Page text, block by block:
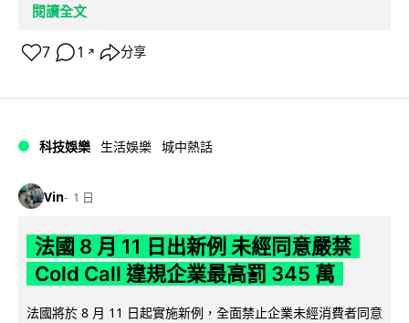
閱讀全文
7 1 ↗ 分享
科技娛樂 生活娛樂 城中熱話
Vin 1 日
法國 8 月 11 日出新例 未經同意嚴禁
Cold Call 違規企業最高罰 345 萬
法國將於 8 月 11 日起實施新例，全面禁止企業未經消費者同意